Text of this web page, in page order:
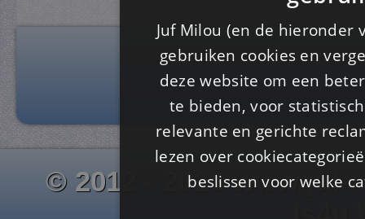
© 2012 - 2026
Juf Milou (en de
gebruiken cookies en
deze website om een
te bieden, voor
relevante en gerichte
lezen over
beslissen voor welke